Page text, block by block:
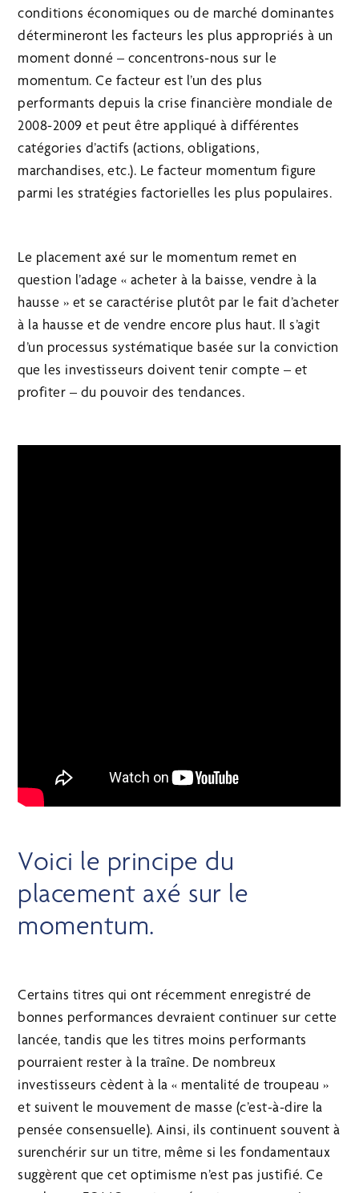
conditions économiques ou de marché dominantes
détermineront les facteurs les plus appropriés à un
moment donné – concentrons-nous sur le
momentum. Ce facteur est l’un des plus
performants depuis la crise financière mondiale de
2008-2009 et peut être appliqué à différentes
catégories d’actifs (actions, obligations,
marchandises, etc.). Le facteur momentum figure
parmi les stratégies factorielles les plus populaires.
Le placement axé sur le momentum remet en
question l’adage « acheter à la baisse, vendre à la
hausse » et se caractérise plutôt par le fait d’acheter
à la hausse et de vendre encore plus haut. Il s’agit
d’un processus systématique basée sur la conviction
que les investisseurs doivent tenir compte – et
profiter – du pouvoir des tendances.
Voici le principe du
placement axé sur le
momentum.
Certains titres qui ont récemment enregistré de
bonnes performances devraient continuer sur cette
lancée, tandis que les titres moins performants
pourraient rester à la traîne. De nombreux
investisseurs cèdent à la « mentalité de troupeau »
et suivent le mouvement de masse (c’est-à-dire la
pensée consensuelle). Ainsi, ils continuent souvent à
surenchérir sur un titre, même si les fondamentaux
suggèrent que cet optimisme n’est pas justifié. Ce